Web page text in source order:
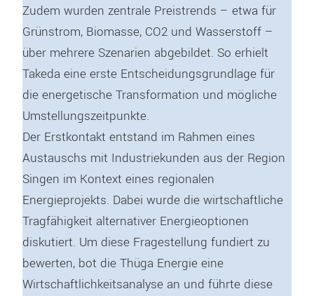
Zudem wurden zentrale Preistrends – etwa für
Grünstrom, Biomasse, CO2 und Wasserstoff –
über mehrere Szenarien abgebildet. So erhielt
Takeda eine erste Entscheidungsgrundlage für
die energetische Transformation und mögliche
Umstellungszeitpunkte.
Der Erstkontakt entstand im Rahmen eines
Austauschs mit Industriekunden aus der Region
Singen im Kontext eines regionalen
Energieprojekts. Dabei wurde die wirtschaftliche
Tragfähigkeit alternativer Energieoptionen
diskutiert. Um diese Fragestellung fundiert zu
bewerten, bot die Thüga Energie eine
Wirtschaftlichkeitsanalyse an und führte diese